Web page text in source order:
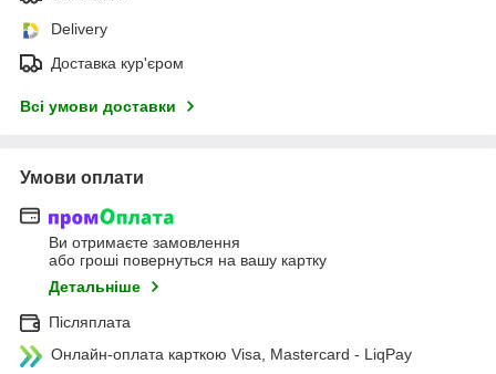
Delivery
Доставка кур'єром
Всі умови доставки
Умови оплати
Ви отримаєте замовлення
або гроші повернуться на вашу картку
Детальніше
Післяплата
Онлайн-оплата карткою Visa, Mastercard - LiqPay